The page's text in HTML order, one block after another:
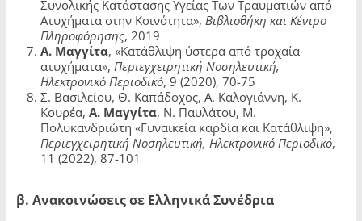
Συνολικής Κατάστασης Υγείας Των Τραυματιών από
Ατυχήματα στην Κοινότητα», Βιβλιοθήκη και Κέντρο
Πληροφόρησης, 2019
Α. Μαγγίτα, «Κατάθλιψη ύστερα από τροχαία
ατυχήματα», Περιεγχειρητική Νοση­λευτική,
Ηλεκτρονικό Περιοδικό, 9 (2020), 70-75
Σ. Βασιλείου, Θ. Καπάδοχος, Α. Καλογιάννη, Κ.
Κουρέα, Α. Μαγγίτα, Ν. Παυλάτου, Μ.
Πολυκανδριώτη «Γυναικεία καρδία και Κατάθλιψη»,
Περιεγχειρητική Νοση­λευτική, Ηλεκτρονικό Περιοδικό,
11 (2022), 87-101
β. Ανακοινώσεις σε Ελληνικά Συνέδρια